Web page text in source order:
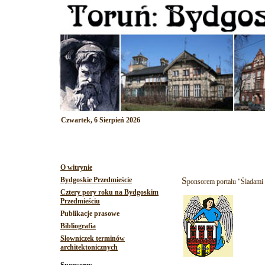
Czwartek, 6 Sierpień 2026
O witrynie
Bydgoskie Przedmieście
Cztery pory roku na Bydgoskim
Przedmieściu
Publikacje prasowe
Bibliografia
Słowniczek terminów
architektonicznych
Sponsorem portalu